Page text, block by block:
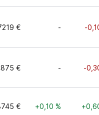
€ - -
€ - -
€ +0,10 %